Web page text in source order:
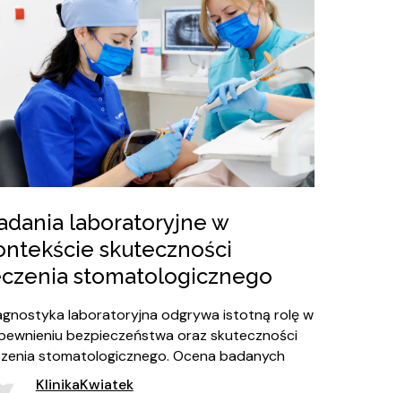
laboratoryjne w
skuteczności
stomatologicznego
laboratoryjna odgrywa istotną rolę w
bezpieczeństwa oraz skuteczności
stomatologicznego. Ocena badanych
pozwala na stworzenie
KlinikaKwiatek